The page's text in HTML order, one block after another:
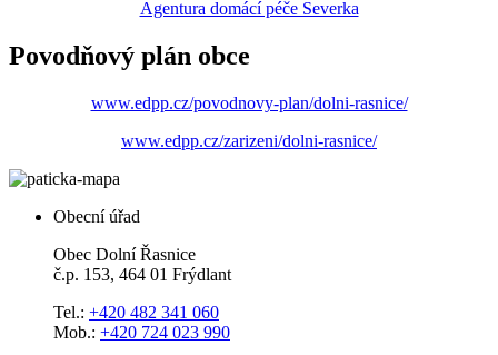
Agentura domácí péče Severka
Povodňový plán obce
www.edpp.cz/povodnovy-plan/dolni-rasnice/
www.edpp.cz/zarizeni/dolni-rasnice/
Obecní úřad
Obec Dolní Řasnice
č.p. 153, 464 01 Frýdlant
Tel.: +420 482 341 060
Mob.: +420 724 023 990